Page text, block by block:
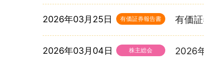
2026年03月25日 有価証券報告書 有価
2026年03月04日 株主総会 2026